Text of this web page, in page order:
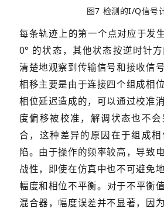
图7 检测的I/Q信号
每条轨迹上的第一个点对应于发
0° 的状态，其他状态按逆时针
清楚地观察到传输信号和接收信
相移主要是由于连接四个组成相
相位延迟造成的，可以通过校准
度偏移被校准，解调状态也不
合，这种差异的原因在于组成
陷。由于操作的频率较高，导致
战性，即使在仿真中也不可避免
幅度和相位不平衡。对于不平衡
混合器，幅度误差并不显著，因